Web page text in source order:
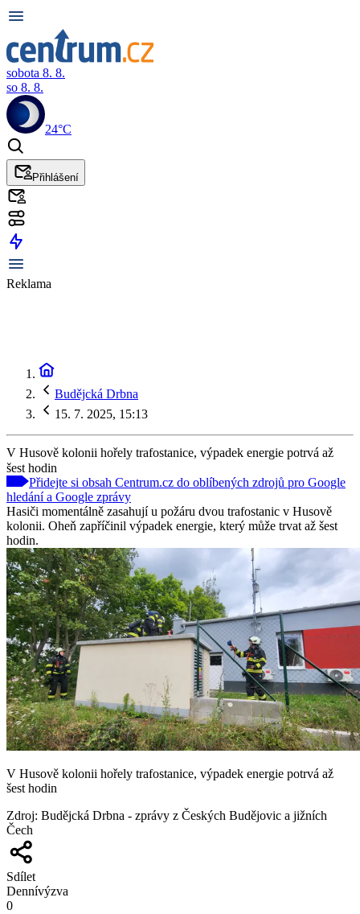
sobota 8. 8.
so 8. 8.
24°C
Přihlášení
Reklama
Budějcká Drbna
15. 7. 2025, 15:13
V Husově kolonii hořely trafostanice, výpadek energie potrvá až
šest hodin
Přidejte si obsah Centrum.cz do oblíbených zdrojů pro Google
hledání a Google zprávy
Hasiči momentálně zasahují u požáru dvou trafostanic v Husově
kolonii. Oheň zapříčinil výpadek energie, který může trvat až šest
hodin.
V Husově kolonii hořely trafostanice, výpadek energie potrvá až
šest hodin
Zdroj: Budějcká Drbna - zprávy z Českých Budějovic a jižních
Čech
Sdílet
Dennívýzva
0